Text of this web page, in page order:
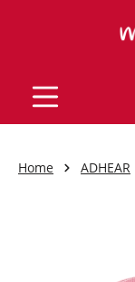
Home ADHEAR